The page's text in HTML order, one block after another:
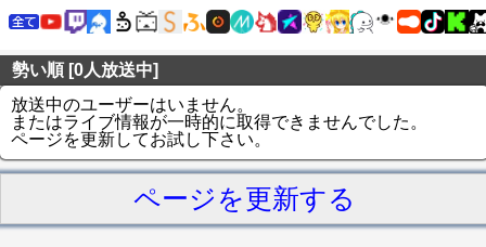
勢い順 [0人放送中]
放送中のユーザーはいません。
またはライブ情報が一時的に取得できませんでした。
ページを更新してお試し下さい。
ページを更新する